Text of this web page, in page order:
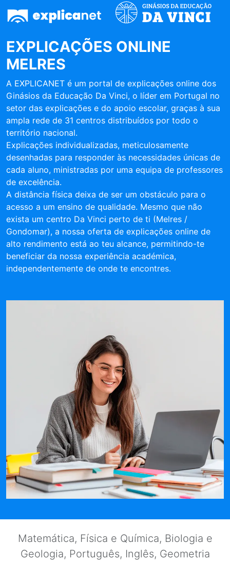
EXPLICAÇÕES ONLINE
MELRES
A EXPLICANET é um portal de explicações online dos
Ginásios da Educação Da Vinci, o líder em Portugal no
setor das explicações e do apoio escolar, graças à sua
ampla rede de 31 centros distribuídos por todo o
território nacional.
Explicações individualizadas, meticulosamente
desenhadas para responder às necessidades únicas de
cada aluno, ministradas por uma equipa de professores
de excelência.
A distância física deixa de ser um obstáculo para o
acesso a um ensino de qualidade. Mesmo que não
exista um centro Da Vinci perto de ti (Melres /
Gondomar), a nossa oferta de explicações online de
alto rendimento está ao teu alcance, permitindo-te
beneficiar da nossa experiência académica,
independentemente de onde te encontres.
Matemática, Física e Química, Biologia e
Geologia, Português, Inglês, Geometria